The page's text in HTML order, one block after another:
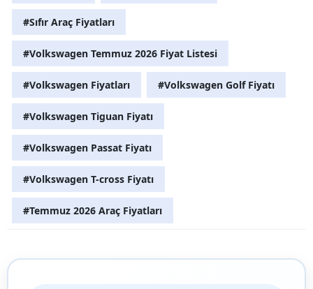
#Sıfır Araç Fiyatları
#Volkswagen Temmuz 2026 Fiyat Listesi
#Volkswagen Fiyatları #Volkswagen Golf Fiyatı
#Volkswagen Tiguan Fiyatı
#Volkswagen Passat Fiyatı
#Volkswagen T-cross Fiyatı
#Temmuz 2026 Araç Fiyatları